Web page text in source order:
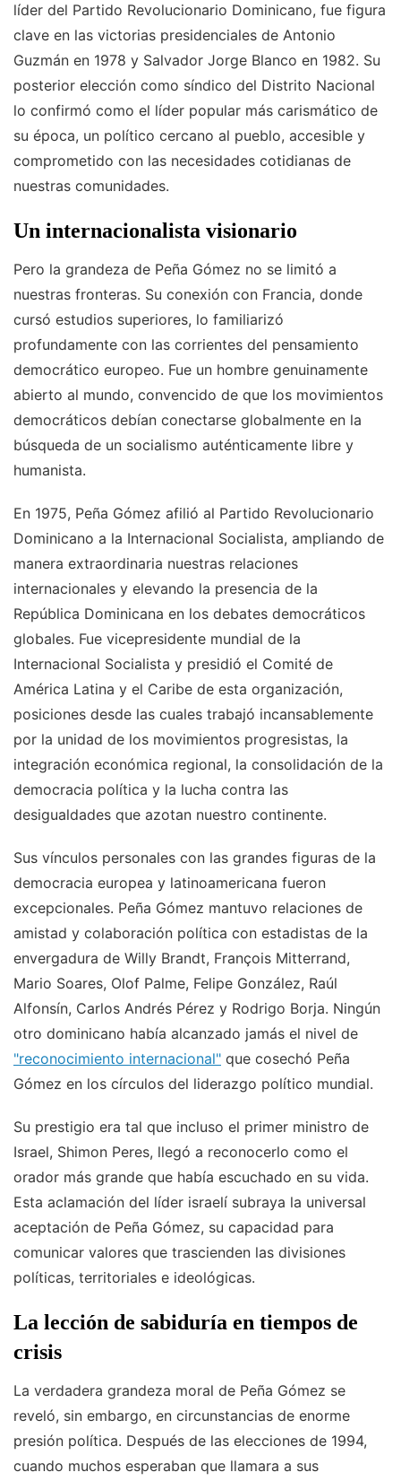
líder del Partido Revolucionario Dominicano, fue figura
clave en las victorias presidenciales de Antonio
Guzmán en 1978 y Salvador Jorge Blanco en 1982. Su
posterior elección como síndico del Distrito Nacional
lo confirmó como el líder popular más carismático de
su época, un político cercano al pueblo, accesible y
comprometido con las necesidades cotidianas de
nuestras comunidades.
Un internacionalista visionario
Pero la grandeza de Peña Gómez no se limitó a
nuestras fronteras. Su conexión con Francia, donde
cursó estudios superiores, lo familiarizó
profundamente con las corrientes del pensamiento
democrático europeo. Fue un hombre genuinamente
abierto al mundo, convencido de que los movimientos
democráticos debían conectarse globalmente en la
búsqueda de un socialismo auténticamente libre y
humanista.
En 1975, Peña Gómez afilió al Partido Revolucionario
Dominicano a la Internacional Socialista, ampliando de
manera extraordinaria nuestras relaciones
internacionales y elevando la presencia de la
República Dominicana en los debates democráticos
globales. Fue vicepresidente mundial de la
Internacional Socialista y presidió el Comité de
América Latina y el Caribe de esta organización,
posiciones desde las cuales trabajó incansablemente
por la unidad de los movimientos progresistas, la
integración económica regional, la consolidación de la
democracia política y la lucha contra las
desigualdades que azotan nuestro continente.
Sus vínculos personales con las grandes figuras de la
democracia europea y latinoamericana fueron
excepcionales. Peña Gómez mantuvo relaciones de
amistad y colaboración política con estadistas de la
envergadura de Willy Brandt, François Mitterrand,
Mario Soares, Olof Palme, Felipe González, Raúl
Alfonsín, Carlos Andrés Pérez y Rodrigo Borja. Ningún
otro dominicano había alcanzado jamás el nivel de
"reconocimiento internacional" que cosechó Peña
Gómez en los círculos del liderazgo político mundial.
Su prestigio era tal que incluso el primer ministro de
Israel, Shimon Peres, llegó a reconocerlo como el
orador más grande que había escuchado en su vida.
Esta aclamación del líder israelí subraya la universal
aceptación de Peña Gómez, su capacidad para
comunicar valores que trascienden las divisiones
políticas, territoriales e ideológicas.
La lección de sabiduría en tiempos de
crisis
La verdadera grandeza moral de Peña Gómez se
reveló, sin embargo, en circunstancias de enorme
presión política. Después de las elecciones de 1994,
cuando muchos esperaban que llamara a sus